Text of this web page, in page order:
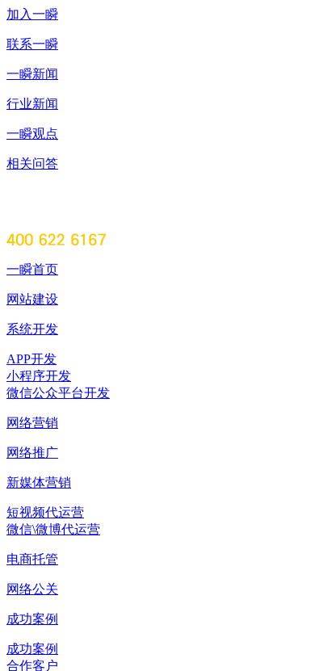
加入一瞬
联系一瞬
一瞬新闻
行业新闻
一瞬观点
相关问答
一瞬首页
网站建设
系统开发
APP开发
小程序开发
微信公众平台开发
网络营销
网络推广
新媒体营销
短视频代运营
微信\微博代运营
电商托管
网络公关
成功案例
成功案例
合作客户